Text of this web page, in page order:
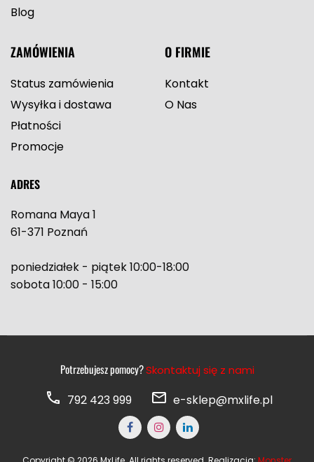
Blog
ZAMÓWIENIA
Status zamówienia
Wysyłka i dostawa
Płatności
Promocje
O FIRMIE
Kontakt
O Nas
ADRES
Romana Maya 1
61-371 Poznań
poniedziałek - piątek 10:00-18:00
sobota 10:00 - 15:00
Potrzebujesz pomocy?Skontaktuj się z nami
792 423 999 e-sklep@mxlife.pl